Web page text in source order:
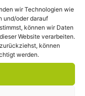
wir Technologien wie
und/oder darauf
können wir Daten
Website verarbeiten.
können
werden.
Polnisch,
Eintritt frei –